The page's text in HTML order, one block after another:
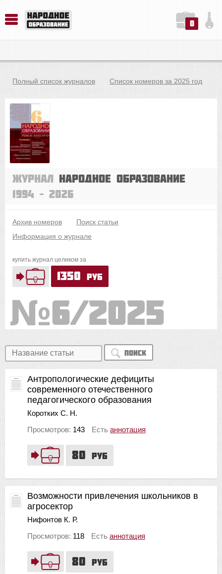
0
Полный список журналов Список номеров за 2025 год
Журнал Народное образование
1994 – 2026
Архив номеров
Поиск статьи
Информация о журнале
купить журнал целиком за
1350 руб
6/2025
Поиск
80 руб
Антропологические дефициты
современного отечественного
педагогического образования
Коротких С. Н.
Просмотров: 143 Есть аннотация
80 руб
Возможности привлечения школьников в
агросектор
Нифонтов К. Р.
Просмотров: 118 Есть аннотация